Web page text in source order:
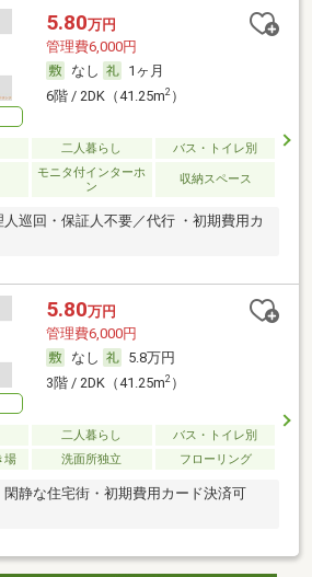
5.80万円
管理費6,000円
なし
1ヶ月
6階 / 2DK（41.25m2）
二人暮らし バス・トイレ別
モニタ付インターホ
ン
収納スペース
巡回・保証人不要／代行 ・初期費用カ
5.80万円
管理費6,000円
なし
5.8万円
3階 / 2DK（41.25m2）
二人暮らし
バス・トイレ別
場
洗面所独立 フローリング
閑静な住宅街・初期費用カード決済可